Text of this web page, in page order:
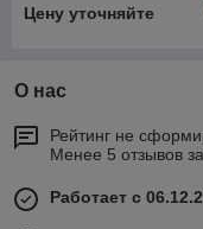
Цену уточняйте
О нас
Рейтинг не
Менее 5 отзывов
Работает с